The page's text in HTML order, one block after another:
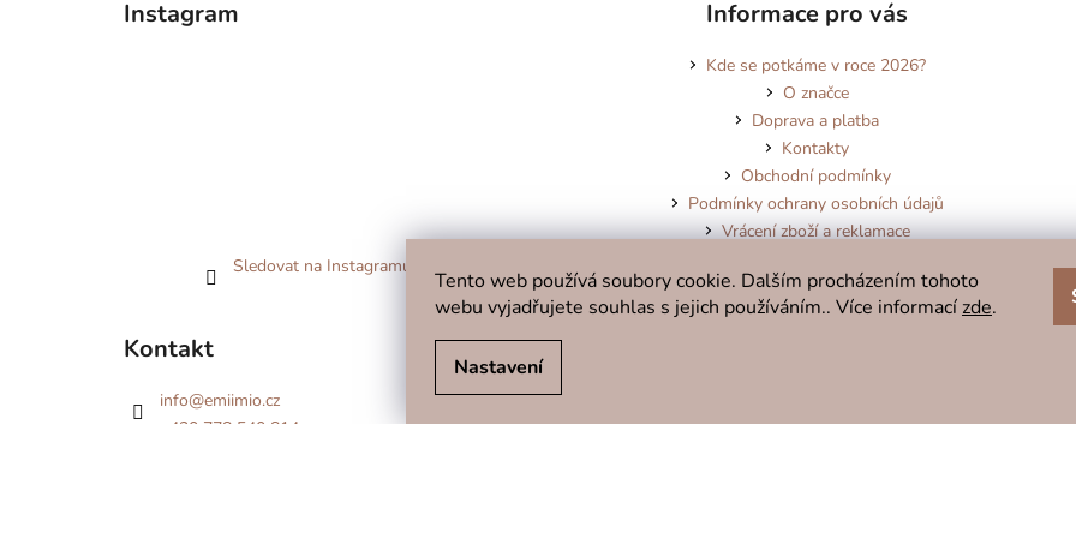
Tento web používá soubory cookie. Dalším procházením tohoto
webu vyjadřujete souhlas s jejich používáním.. Více informací zde.
Nastavení
Instagram
Sledovat na Instagramu
Informace pro vás
Kde se potkáme v roce 2026?
O značce
Doprava a platba
Kontakty
Obchodní podmínky
Podmínky ochrany osobních údajů
Vrácení zboží a reklamace
Kontakt
info@emiimio.cz
+420 778 540 814